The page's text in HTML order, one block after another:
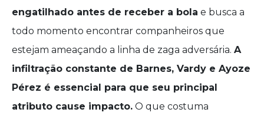
engatilhado antes de receber a bola e busca a
todo momento encontrar companheiros que
estejam ameaçando a linha de zaga adversária. A
infiltração constante de Barnes, Vardy e Ayoze
Pérez é essencial para que seu principal
atributo cause impacto. O que costuma